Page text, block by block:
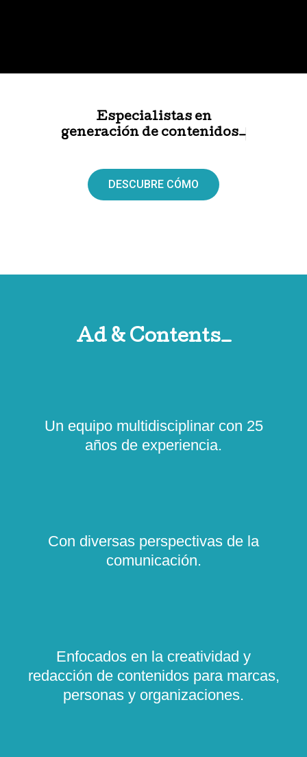
Especialistas en
generación de contenidos_
DESCUBRE CÓMO
Ad & Contents_
Un equipo multidisciplinar con 25
años de experiencia.
Con diversas perspectivas de la
comunicación.
Enfocados en la creatividad y
redacción de contenidos para marcas,
personas y organizaciones.